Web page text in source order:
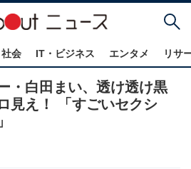
社会 IT・ビジネス エンタメ リサ
・白田まい、透け透け黒
見え！ 「すごいセクシ